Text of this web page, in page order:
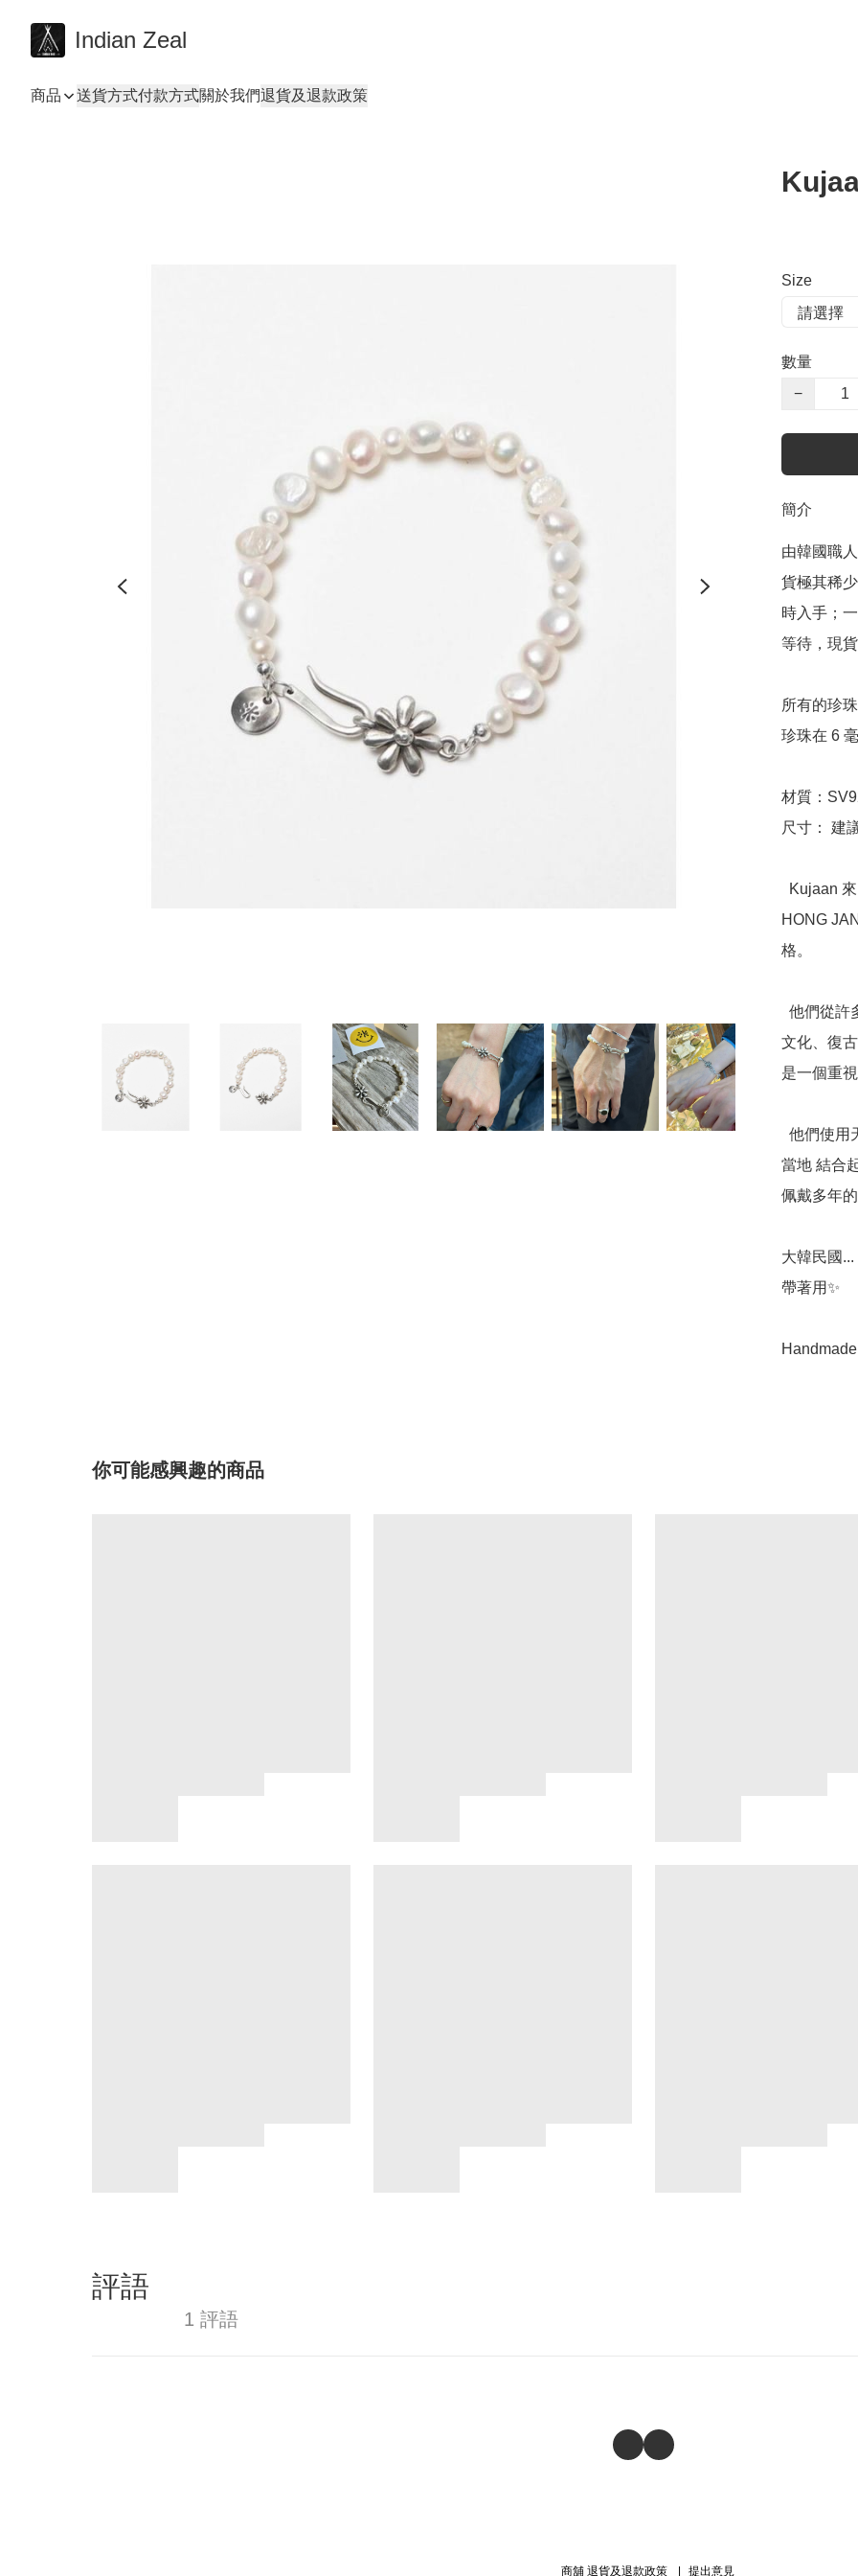
Indian Zeal
商品 送貨方式付款方式關於我們退貨及退款政策
Size
數量
−
簡介
由韓國職
貨極其稀
時入手；
等待，現
所有的珍
珍珠在 6
材質：
尺寸： 建
HONG
格。
文化、復
是一個重
當地 結合
佩戴多年的
大韓民國
帶著用✨
你可能感興趣的商品
評語
1 評語
商舖 退貨及退款政策 提出意見